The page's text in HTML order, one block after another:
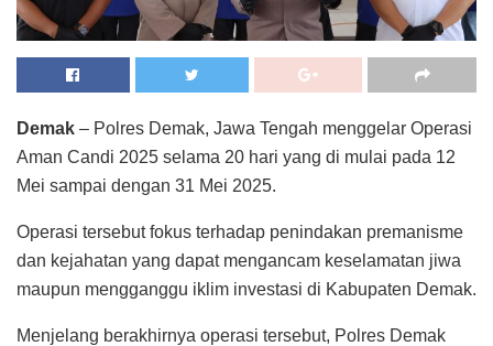
Demak – Polres Demak, Jawa Tengah menggelar Operasi
Aman Candi 2025 selama 20 hari yang di mulai pada 12
Mei sampai dengan 31 Mei 2025.
Operasi tersebut fokus terhadap penindakan premanisme
dan kejahatan yang dapat mengancam keselamatan jiwa
maupun mengganggu iklim investasi di Kabupaten Demak.
Menjelang berakhirnya operasi tersebut, Polres Demak